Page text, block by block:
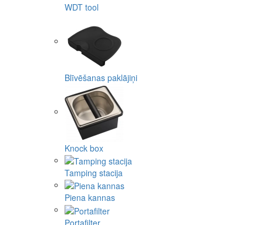
WDT tool
Blīvēšanas paklājiņi
Knock box
Tamping stacija
Piena kannas
Portafilter